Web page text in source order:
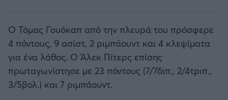
Ο Τόμας Γουόκαπ από την πλευρά του πρόσφερε
4 πόντους, 9 ασίστ, 2 ριμπάουντ και 4 κλεψίματα
για ένα λάθος. Ο Άλεκ Πίτερς επίσης
πρωταγωνίστησε με 23 πόντους (7/7διπ., 2/4τριπ.,
3/5βολ.) και 7 ριμπάουντ.